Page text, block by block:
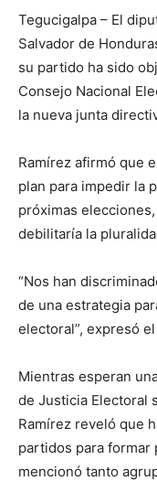
Tegucigalpa – El
Salvador de
su partido ha sido
Consejo Nacional
la nueva junta
Ramírez afirmó que
plan para impedir la
próximas
debilitaría la
“Nos han
de una estrategia
electoral”, expresó
Mientras esperan
de Justicia Electoral
Ramírez reveló que
partidos para formar
mencionó tanto